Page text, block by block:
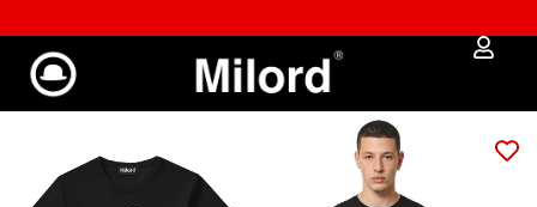
SALDI % SALDI % ✔︎ Spedizione e reso gratuiti da €100
T-shirt AMORSI
(CHILI) black
€33,15